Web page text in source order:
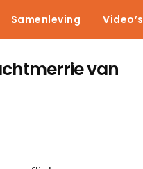
Samenleving Video’s
van